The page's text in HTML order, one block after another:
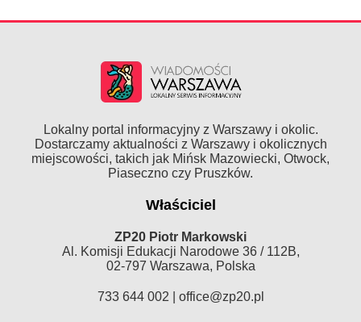
Lokalny portal informacyjny z Warszawy i okolic.
Dostarczamy aktualności z Warszawy i okolicznych
miejscowości, takich jak Mińsk Mazowiecki, Otwock,
Piaseczno czy Pruszków.
Właściciel
ZP20 Piotr Markowski
Al. Komisji Edukacji Narodowe 36 / 112B,
02-797 Warszawa, Polska
733 644 002 | office@zp20.pl